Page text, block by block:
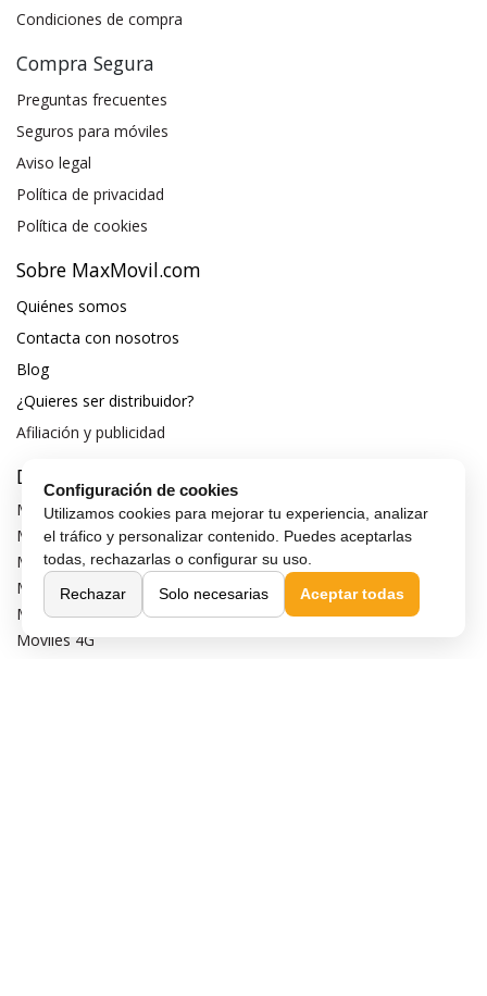
Condiciones de compra
Compra Segura
Preguntas frecuentes
Seguros para móviles
Aviso legal
Política de privacidad
Política de cookies
Sobre MaxMovil.com
Quiénes somos
Contacta con nosotros
Blog
¿Quieres ser distribuidor?
Afiliación y publicidad
Destacados
Móviles de gama alta
Móviles con buena cámara
Móviles sin marcos
Móviles de 6 pulgadas
Móviles todoterreno
Móviles 4G
Configuración de cookies
Utilizamos cookies para mejorar tu experiencia, analizar
el tráfico y personalizar contenido. Puedes aceptarlas
todas, rechazarlas o configurar su uso.
Rechazar
Solo necesarias Aceptar todas